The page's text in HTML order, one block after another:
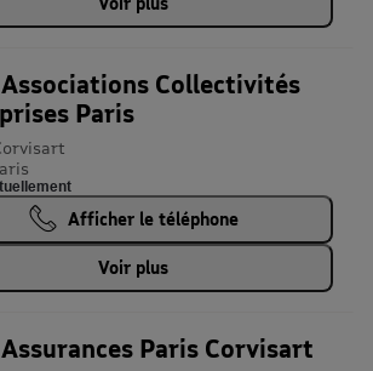
Collectivités
Paris
Afficher le téléphone
Voir plus
Paris Corvisart